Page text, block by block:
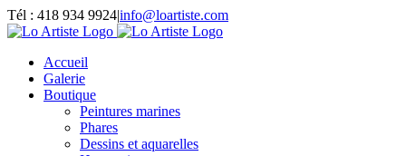
Passer
au
Tél : 418 934 9924|info@loartiste.com
Facebook
Instagram
Email
Pinterest
YouTube
Accueil
Galerie
Boutique
Peintures marines
Phares
Dessins et aquarelles